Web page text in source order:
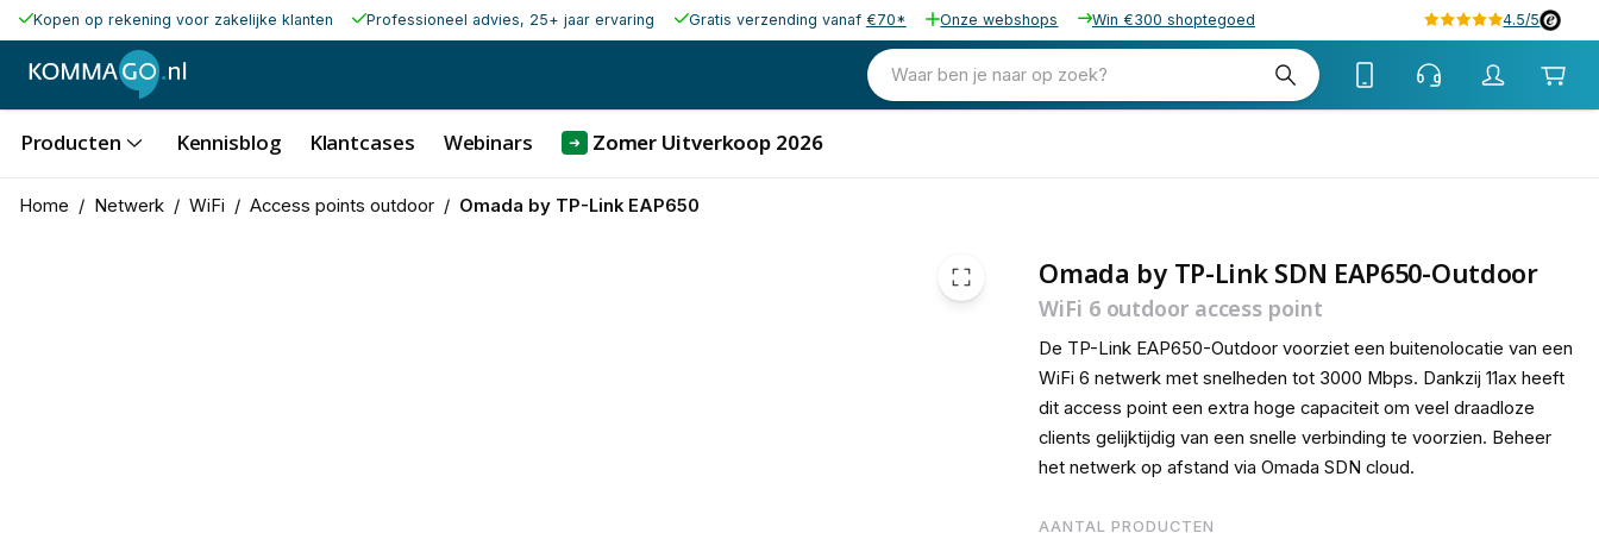
Kopen op rekening voor zakelijke klanten Professioneel advies, 25+ jaar ervaring Gratis verzending vanaf €70* Onze webshops Win €300 shoptegoed 4.5/5
Waar ben je naar op zoek?
Producten Kennisblog Klantcases Webinars ➜ Zomer Uitverkoop 2026
Home / Netwerk / WiFi / Access points outdoor / Omada by TP-Link EAP650
Omada by TP-Link SDN EAP650-Outdoor
WiFi 6 outdoor access point
De TP-Link EAP650-Outdoor voorziet een buitenolocatie van een
WiFi 6 netwerk met snelheden tot 3000 Mbps. Dankzij 11ax heeft
dit access point een extra hoge capaciteit om veel draadloze
clients gelijktijdig van een snelle verbinding te voorzien. Beheer
het netwerk op afstand via Omada SDN cloud.
AANTAL PRODUCTEN
€ 99,90